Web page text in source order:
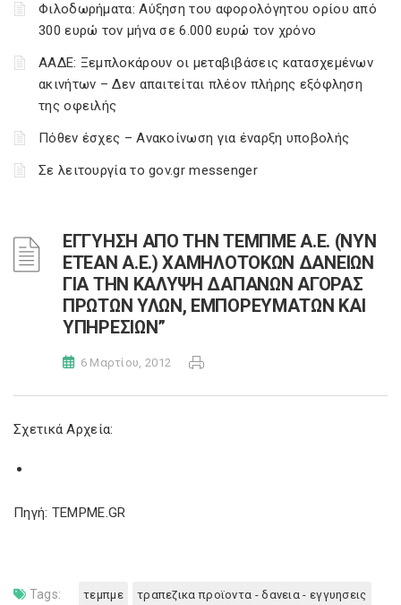
Φιλοδωρήματα: Αύξηση του αφορολόγητου ορίου από
300 ευρώ τον μήνα σε 6.000 ευρώ τον χρόνο
ΑΑΔΕ: Ξεμπλοκάρουν οι μεταβιβάσεις κατασχεμένων
ακινήτων – Δεν απαιτείται πλέον πλήρης εξόφληση
της οφειλής
Πόθεν έσχες – Ανακοίνωση για έναρξη υποβολής
Σε λειτουργία το gov.gr messenger
ΕΓΓΥΗΣΗ ΑΠΟ ΤΗΝ ΤΕΜΠΜΕ Α.Ε. (ΝΥΝ
ΕΤΕΑΝ Α.Ε.) ΧΑΜΗΛΟΤΟΚΩΝ ΔΑΝΕΙΩΝ
ΓΙΑ ΤΗΝ ΚΑΛΥΨΗ ΔΑΠΑΝΩΝ ΑΓΟΡΑΣ
ΠΡΩΤΩΝ ΥΛΩΝ, ΕΜΠΟΡΕΥΜΑΤΩΝ ΚΑΙ
ΥΠΗΡΕΣΙΩΝ”
6 Μαρτίου, 2012
Σχετικά Αρχεία:
Πηγή: TEMPME.GR
Tags: τεμπμε τραπεζικα προϊοντα - δανεια - εγγυησεις